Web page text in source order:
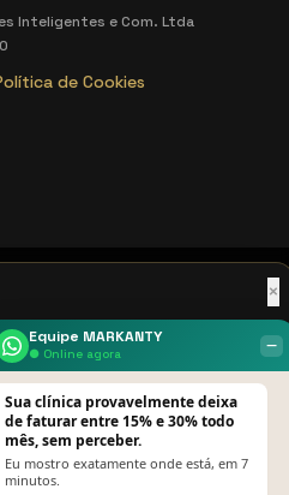
Inteligentes e Com. Ltda
de Cookies
×
perdem 18%
sem perceber
em 15 min. Quem aplicou
90 dias. Aceitamos 4
Equipe MARKANTY
● Online agora ‒
Sua clínica provavelmente deixa
de faturar entre 15% e 30% todo
mês, sem perceber.
Eu mostro exatamente onde está, em 7
minutos.